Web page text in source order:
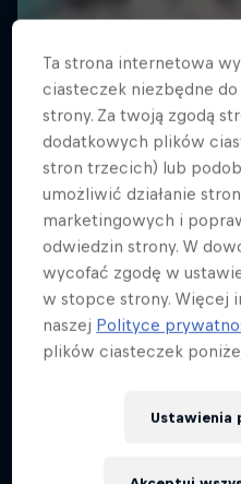
The
W poszukiwaniu
PIŁKA
Ta strona internetowa
ciasteczek niezbędne
strony. Za twoją zgodą
dodatkowych plików
stron trzecich) lub
umożliwić działanie
marketingowych i
odwiedzin strony. W
wycofać zgodę w
w stopce strony. Więcej
naszej Polityce
plików ciasteczek
Ustawienia